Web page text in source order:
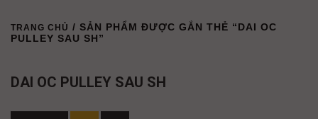
TRANG CHỦ / SẢN PHẨM ĐƯỢC GẮN THẺ “DAI OC
PULLEY SAU SH”
DAI OC PULLEY SAU SH